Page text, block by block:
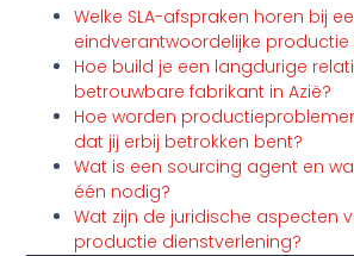
Welke SLA-afspraken horen bij
eindverantwoordelijke productie
Hoe build je een langdurige
betrouwbare fabrikant in Azië?
Hoe worden
dat jij erbij betrokken bent?
Wat is een sourcing agent en
één nodig?
Wat zijn de juridische aspecten
productie dienstverlening?